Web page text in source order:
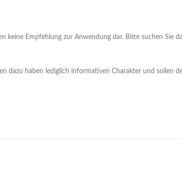
keine Empfehlung zur Anwendung dar. Bitte suchen Sie
dazu haben lediglich informativen Charakter und sollen